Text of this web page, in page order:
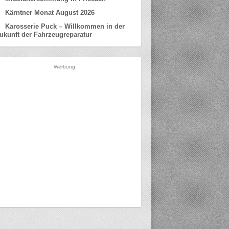
Kärntner Monat August 2026
Karosserie Puck – Willkommen in der
der Fahrzeugreparatur
Werbung